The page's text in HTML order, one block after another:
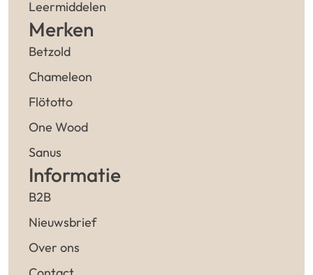
Leermiddelen
Merken
Betzold
Chameleon
Flötotto
One Wood
Sanus
Informatie
B2B
Nieuwsbrief
Over ons